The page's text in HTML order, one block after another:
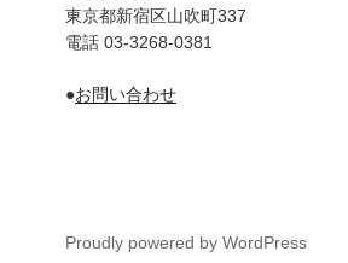
東京都新宿区山吹町337
電話 03-3268-0381
●お問い合わせ
Proudly powered by WordPress